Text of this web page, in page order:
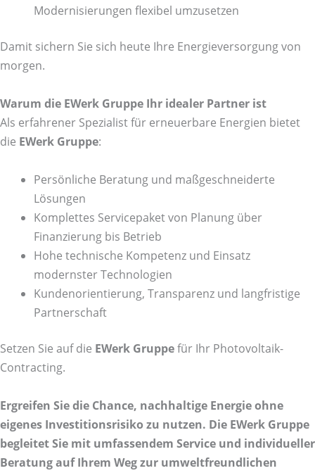
Modernisierungen flexibel umzusetzen
Damit sichern Sie sich heute Ihre Energieversorgung von
morgen.
Warum die EWerk Gruppe Ihr idealer Partner ist
Als erfahrener Spezialist für erneuerbare Energien bietet
die EWerk Gruppe:
Persönliche Beratung und maßgeschneiderte
Lösungen
Komplettes Servicepaket von Planung über
Finanzierung bis Betrieb
Hohe technische Kompetenz und Einsatz
modernster Technologien
Kundenorientierung, Transparenz und langfristige
Partnerschaft
Setzen Sie auf die EWerk Gruppefür Ihr Photovoltaik-
Contracting.
Ergreifen Sie die Chance, nachhaltige Energie ohne
eigenes Investitionsrisiko zu nutzen. Die EWerk Gruppe
begleitet Sie mit umfassendem Service und individueller
Beratung auf Ihrem Weg zur umweltfreundlichen